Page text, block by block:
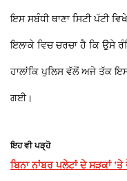
ਇਸ ਸਬੰਧੀ ਥਾਣਾ ਸਿਟੀ ਪੱਟੀ
ਇਲਾਕੇ ਵਿਚ ਚਰਚਾ ਹੈ ਕਿ ਉਸੇ
ਹਾਲਾਂਕਿ ਪੁਲਿਸ ਵੱਲੋਂ ਅਜੇ ਤੱਕ
ਗਈ।
ਇਹ ਵੀ ਪੜ੍ਹੋ
ਬਿਨਾ ਨਾਂਬਰ ਪਲੇਟਾਂ ਦੇ ਸੜਕਾਂ